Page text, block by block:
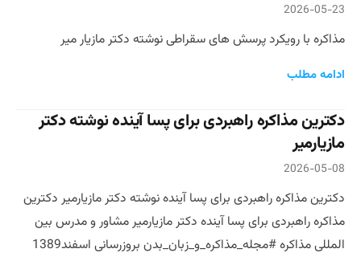
2026-05-23
مذاکره با رویکرد پرسش های سقراطی نوشته دکتر مازیار میر
ادامه مطلب
دکترین مذاکره راهبردی برای پسا آینده نوشته دکتر
مازیارمیر
2026-05-08
دکترین مذاکره راهبردی برای پسا آینده نوشته دکتر مازیارمیر دکترین
مذاکره راهبردی برای پسا آینده دکتر مازیارمیر مشاور و مدرس بین